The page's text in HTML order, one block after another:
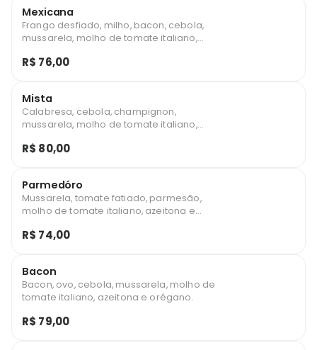
Mexicana
Frango desfiado, milho, bacon, cebola,
mussarela, molho de tomate italiano,
R$ 76,00
Mista
Calabresa, cebola, champignon,
mussarela, molho de tomate italiano,
R$ 80,00
Parmedóro
Mussarela, tomate fatiado, parmesão,
molho de tomate italiano, azeitona e
R$ 74,00
Bacon
Bacon, ovo, cebola, mussarela, molho de
tomate italiano, azeitona e orégano.
R$ 79,00